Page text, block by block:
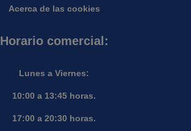
Acerca de las cookies
Horario comercial:
Lunes a Viernes:
10:00 a 13:45 horas.
17:00 a 20:30 horas.